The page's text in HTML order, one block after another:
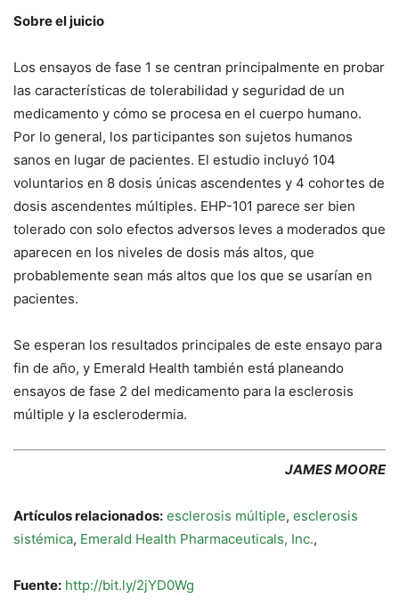
Sobre el juicio
Los ensayos de fase 1 se centran principalmente en probar
las características de tolerabilidad y seguridad de un
medicamento y cómo se procesa en el cuerpo humano.
Por lo general, los participantes son sujetos humanos
sanos en lugar de pacientes. El estudio incluyó 104
voluntarios en 8 dosis únicas ascendentes y 4 cohortes de
dosis ascendentes múltiples. EHP-101 parece ser bien
tolerado con solo efectos adversos leves a moderados que
aparecen en los niveles de dosis más altos, que
probablemente sean más altos que los que se usarían en
pacientes.
Se esperan los resultados principales de este ensayo para
fin de año, y Emerald Health también está planeando
ensayos de fase 2 del medicamento para la esclerosis
múltiple y la esclerodermia.
JAMES MOORE
Artículos relacionados: esclerosis múltiple, esclerosis
sistémica, Emerald Health Pharmaceuticals, Inc.,
Fuente: http://bit.ly/2jYD0Wg